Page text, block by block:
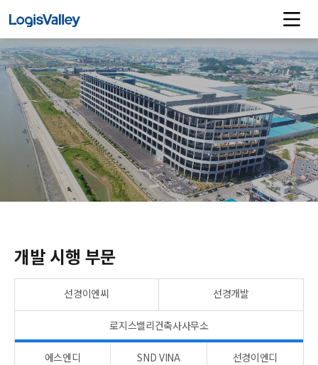
개발 시행 부문
선경이엔씨 선경개발
로지스밸리건축사사무소
에스엔디 SND VINA 선경이엔디